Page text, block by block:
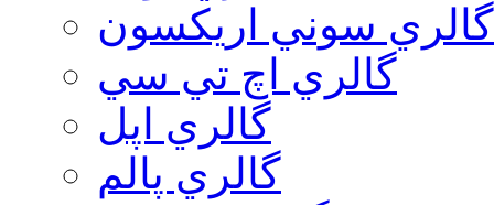
گالري سوني اريكسون
گالري اچ تي سي
گالري اپل
گالري پالم